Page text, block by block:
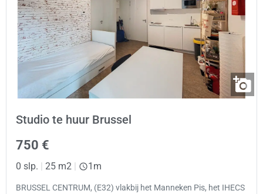
Studio te huur Brussel
750 €
0 slp. | 25 m2 | 1m
BRUSSEL CENTRUM, (E32) vlakbij het Manneken Pis, het IHECS